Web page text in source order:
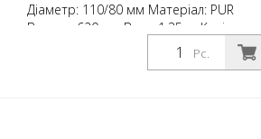
Діаметр: 110/80 мм Матеріал: PUR
Висота: 620 мм Вага: 1,35 кг Колір:
антрацитовий сірий 2 світловідбиваючі
смуги RAC 2 (без кріпильного матеріалу)
Pc.